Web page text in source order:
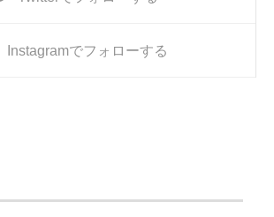
Instagramでフォローする